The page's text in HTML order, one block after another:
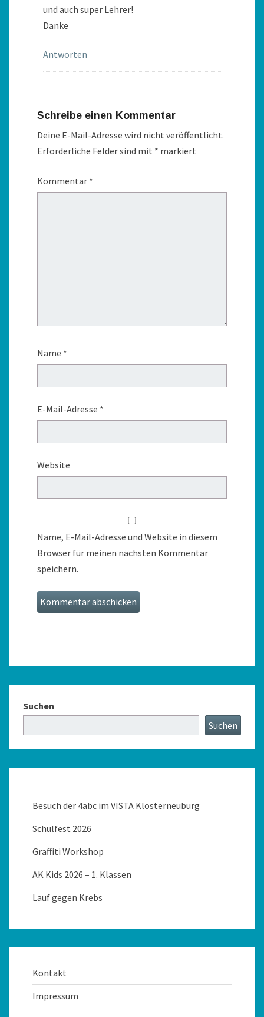
und auch super Lehrer!
Danke
Antworten
Schreibe einen Kommentar
Deine E-Mail-Adresse wird nicht veröffentlicht.
Erforderliche Felder sind mit * markiert
Kommentar *
Name *
E-Mail-Adresse *
Website
Name, E-Mail-Adresse und Website in diesem
Browser für meinen nächsten Kommentar
speichern.
Suchen
Suchen
Besuch der 4abc im VISTA Klosterneuburg
Schulfest 2026
Graffiti Workshop
AK Kids 2026 – 1. Klassen
Lauf gegen Krebs
Kontakt
Impressum